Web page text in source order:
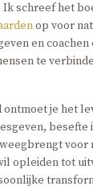
schreef het
op voor
en
te
je het
besefte
voor
opleiden tot